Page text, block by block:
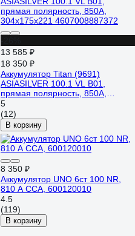
13 585 ₽
18 350 ₽
Аккумулятор Titan (9691)
ASIASILVER 100.1 VL B01,
прямая полярность, 850А,
304x175x221 4607008887372
5
(12)
В корзину
8 350 ₽
Аккумулятор UNO 6ст 100 NR,
810 А CCA, 600120010
4.5
(119)
В корзину